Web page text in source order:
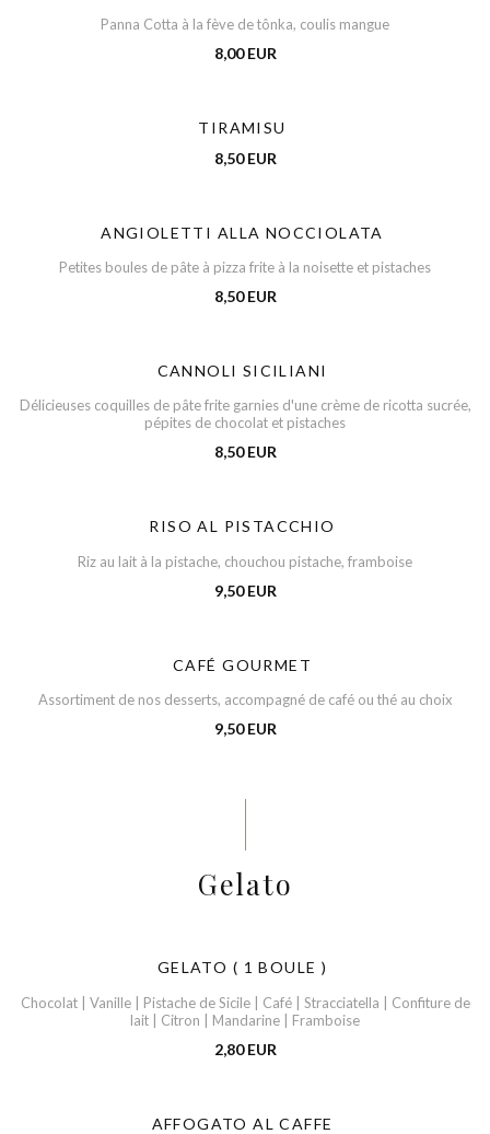
Panna Cotta à la fève de tônka, coulis mangue
8,00 EUR
TIRAMISU
8,50 EUR
ANGIOLETTI ALLA NOCCIOLATA
Petites boules de pâte à pizza frite à la noisette et pistaches
8,50 EUR
CANNOLI SICILIANI
Délicieuses coquilles de pâte frite garnies d'une crème de ricotta sucrée,
pépites de chocolat et pistaches
8,50 EUR
RISO AL PISTACCHIO
Riz au lait à la pistache, chouchou pistache, framboise
9,50 EUR
CAFÉ GOURMET
Assortiment de nos desserts, accompagné de café ou thé au choix
9,50 EUR
Gelato
GELATO ( 1 BOULE )
Chocolat | Vanille | Pistache de Sicile | Café | Stracciatella | Confiture de
lait | Citron | Mandarine | Framboise
2,80 EUR
AFFOGATO AL CAFFE